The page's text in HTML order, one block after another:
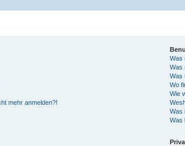
mehr anmelden?!
Was
Was
Was
Wo
Wie
Was
Was